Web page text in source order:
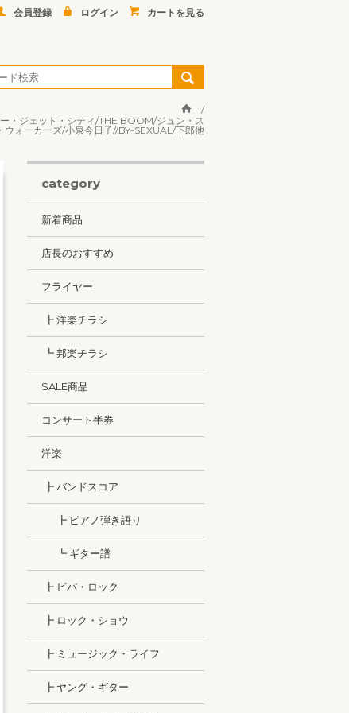
会員登録 ログイン カートを見る
・ジェット・シティ/THE BOOM/ジュン・ス
ウォーカーズ/小泉今日子//BY-SEXUAL/下郎他
category
新着商品
店長のおすすめ
フライヤー
┣ 洋楽チラシ
┗ 邦楽チラシ
SALE商品
コンサート半券
洋楽
┣ バンドスコア
┣ ピアノ弾き語り
┗ ギター譜
┣ ビバ・ロック
┣ ロック・ショウ
┣ ミュージック・ライフ
┣ ヤング・ギター